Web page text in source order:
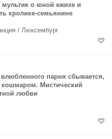
о юной ежихе и
кролике-семьянине
/ Люксембург
парня сбывается,
кошмаром. Мистический
любви